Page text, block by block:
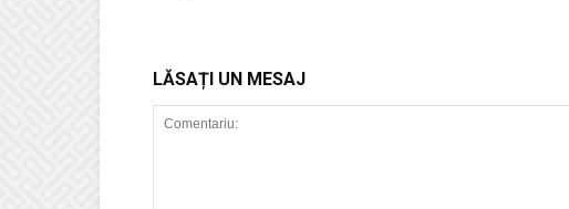
LĂSAȚI UN MESAJ